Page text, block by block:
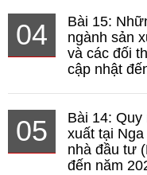
04
Bài 15:
ngành sản
và các đối
cập nhật
05
Bài 14:
xuất tại
nhà đầu tư
đến năm